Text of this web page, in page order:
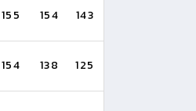
155 154 143
154 138 125